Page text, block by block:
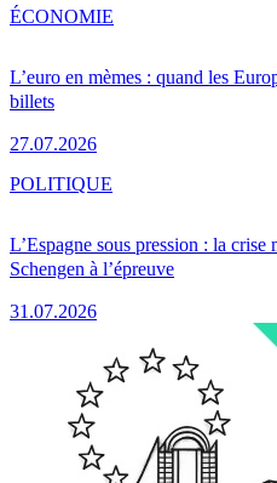
L’euro en mèmes : quand les
billets
27.07.2026
ÉCONOMIE
L’Espagne sous pression : la crise
Schengen à l’épreuve
31.07.2026
POLITIQUE